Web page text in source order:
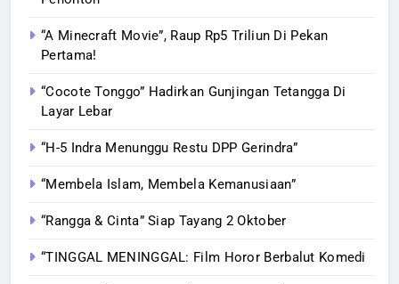
“A Minecraft Movie”, Raup Rp5 Triliun Di Pekan
Pertama!
“Cocote Tonggo” Hadirkan Gunjingan Tetangga Di
Layar Lebar
“H-5 Indra Menunggu Restu DPP Gerindra”
“Membela Islam, Membela Kemanusiaan”
“Rangga & Cinta” Siap Tayang 2 Oktober
“TINGGAL MENINGGAL: Film Horor Berbalut Komedi